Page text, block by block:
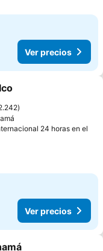
Ver precios
favoritos
24 horas en el
Ver precios